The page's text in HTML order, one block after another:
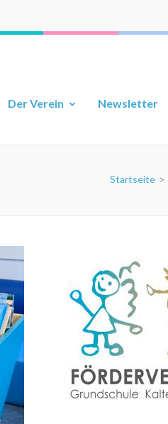
Der Verein Newsletter
Startseite >